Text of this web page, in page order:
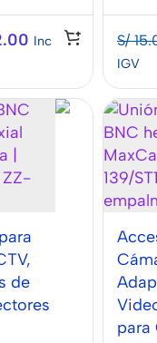
Inc
S/
IGV
,
de
para